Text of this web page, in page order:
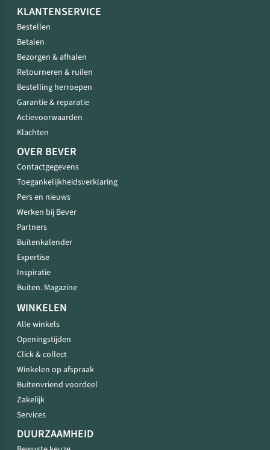
KLANTENSERVICE
Bestellen
Betalen
Bezorgen & afhalen
Retourneren & ruilen
Bestelling herroepen
Garantie & reparatie
Actievoorwaarden
Klachten
OVER BEVER
Contactgegevens
Toegankelijkheidsverklaring
Pers en nieuws
Werken bij Bever
Partners
Buitenkalender
Expertise
Inspiratie
Buiten. Magazine
WINKELEN
Alle winkels
Openingstijden
Click & collect
Winkelen op afspraak
Buitenvriend voordeel
Zakelijk
Services
DUURZAAMHEID